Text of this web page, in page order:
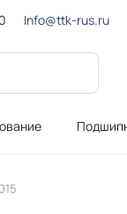
Info@ttk-rus.ru